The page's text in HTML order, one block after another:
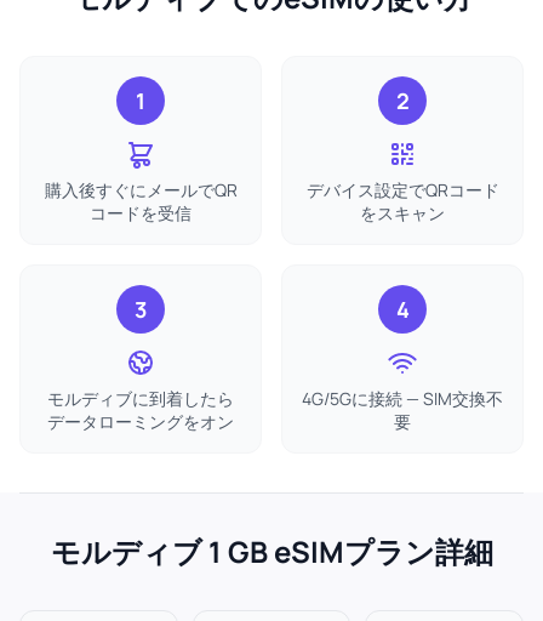
1
購入後すぐにメールでQR
コードを受信
2
デバイス設定でQRコード
をスキャン
3
モルディブに到着したら
データローミングをオン
4
4G/5Gに接続 — SIM交換不
要
モルディブ 1 GB eSIMプラン詳細